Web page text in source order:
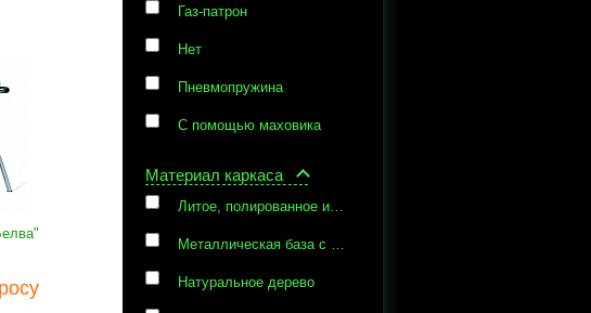
Газ-патрон
Нет
Пневмопружина
С помощью маховика
Материал каркаса
Литое, полированное из алюминиевого сплава
Металлическая база с защитным пластиком
Натуральное дерево